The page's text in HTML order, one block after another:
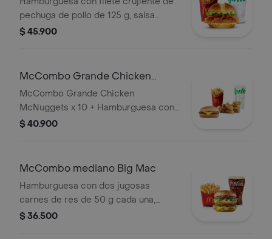
pechuga de pollo de 125 g, salsa
ranch, tocineta ahumada, lechuga
grandes y bebida grande a elección.
$ 45.900
McCombo Grande Chicken
McNuggets x 10 + Hamburguesa
con Queso
McCombo Grande Chicken
McNuggets x 10 + Hamburguesa con
Queso
$ 40.900
McCombo mediano Big Mac
Hamburguesa con dos jugosas
carnes de res de 50 g cada una,
cebolla, lechuga fresca, pepinillos,
$ 36.500